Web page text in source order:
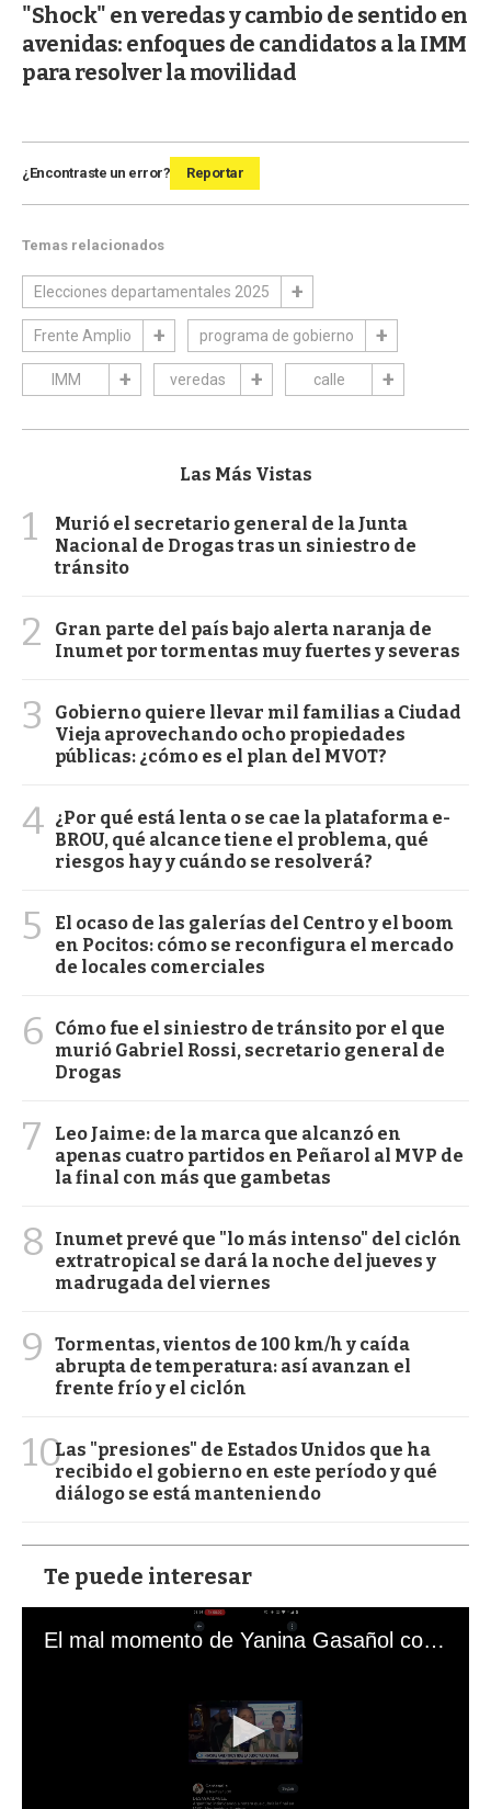
"Shock" en veredas y cambio de sentido en
avenidas: enfoques de candidatos a la IMM
para resolver la movilidad
¿Encontraste un error? Reportar
Temas relacionados
Elecciones departamentales 2025
Frente Amplio programa de gobierno
IMM veredas calle
Las Más Vistas
1
Murió el secretario general de la Junta
Nacional de Drogas tras un siniestro de
tránsito
2
Gran parte del país bajo alerta naranja de
Inumet por tormentas muy fuertes y severas
3
Gobierno quiere llevar mil familias a Ciudad
Vieja aprovechando ocho propiedades
públicas: ¿cómo es el plan del MVOT?
4 ¿Por qué está lenta o se cae la plataforma e-
BROU, qué alcance tiene el problema, qué
riesgos hay y cuándo se resolverá?
5
El ocaso de las galerías del Centro y el boom
en Pocitos: cómo se reconfigura el mercado
de locales comerciales
6
Cómo fue el siniestro de tránsito por el que
murió Gabriel Rossi, secretario general de
Drogas
7
Leo Jaime: de la marca que alcanzó en
apenas cuatro partidos en Peñarol al MVP de
la final con más que gambetas
8
Inumet prevé que "lo más intenso" del ciclón
extratropical se dará la noche del jueves y
madrugada del viernes
9
Tormentas, vientos de 100 km/h y caída
abrupta de temperatura: así avanzan el
frente frío y el ciclón
10Las "presiones" de Estados Unidos que ha
recibido el gobierno en este período y qué
diálogo se está manteniendo
Te puede interesar
El mal momento de Yanina Gasañol con un hincha argentino en "Subrayado"